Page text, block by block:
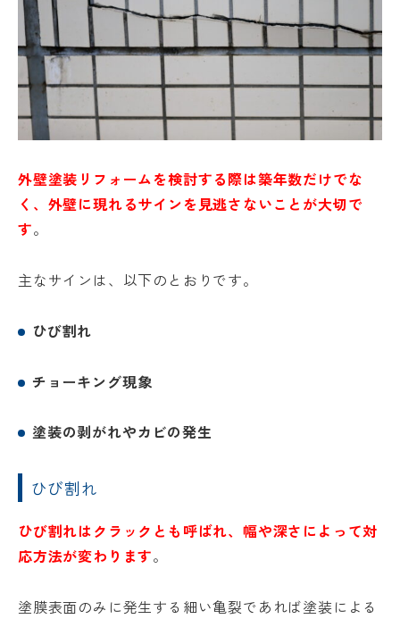
外壁塗装リフォームを検討する際は築年数だけでな
く、外壁に現れるサインを見逃さないことが大切で
す。
主なサインは、以下のとおりです。
ひび割れ
チョーキング現象
塗装の剥がれやカビの発生
ひび割れ
ひび割れはクラックとも呼ばれ、幅や深さによって対
応方法が変わります。
塗膜表面のみに発生する細い亀裂であれば塗装による